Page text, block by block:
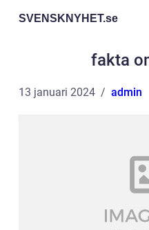
SVENSKNYHET.se
fakta
13 januari 2024 admin